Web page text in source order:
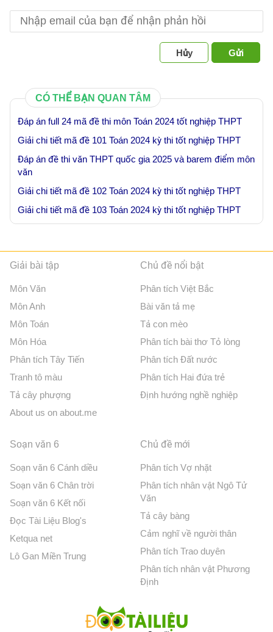
Hủy Gửi
CÓ THỂ BẠN QUAN TÂM
Đáp án full 24 mã đề thi môn Toán 2024 tốt nghiệp THPT
Giải chi tiết mã đề 101 Toán 2024 kỳ thi tốt nghiệp THPT
Đáp án đề thi văn THPT quốc gia 2025 và barem điểm môn
văn
Giải chi tiết mã đề 102 Toán 2024 kỳ thi tốt nghiệp THPT
Giải chi tiết mã đề 103 Toán 2024 kỳ thi tốt nghiệp THPT
Giải bài tập
Môn Văn
Môn Anh
Môn Toán
Môn Hóa
Phân tích Tây Tiến
Tranh tô màu
Tả cây phượng
About us on about.me
Chủ đề nổi bật
Phân tích Việt Bắc
Bài văn tả mẹ
Tả con mèo
Phân tích bài thơ Tỏ lòng
Phân tích Đất nước
Phân tích Hai đứa trẻ
Định hướng nghề nghiệp
Soạn văn 6
Soạn văn 6 Cánh diều
Soạn văn 6 Chân trời
Soạn văn 6 Kết nối
Đọc Tài Liệu Blog's
Ketqua net
Lô Gan Miền Trung
Chủ đề mới
Phân tích Vợ nhặt
Phân tích nhân vật Ngô Tử
Văn
Tả cây bàng
Cảm nghĩ về người thân
Phân tích Trao duyên
Phân tích nhân vật Phương
Định